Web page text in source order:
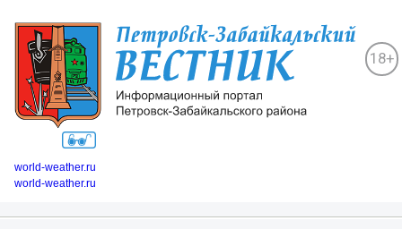
18+
world-weather.ru
world-weather.ru